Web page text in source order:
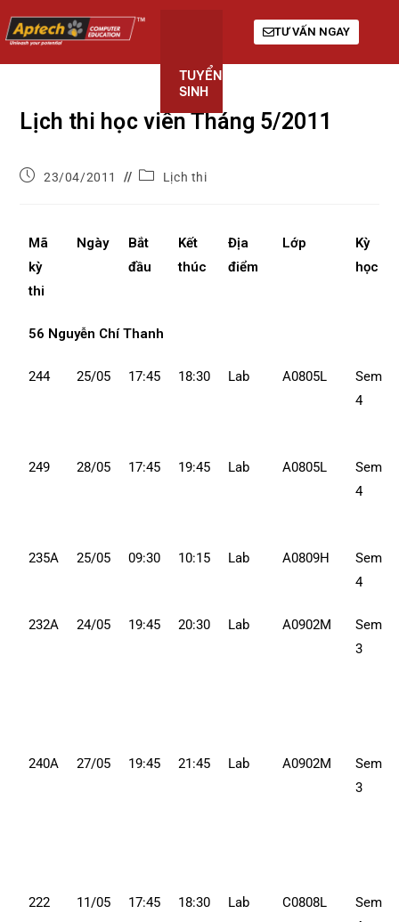
TUYỂN
SINH
TƯ VẤN NGAY
Lịch thi học viên Tháng 5/2011
23/04/2011 Lịch thi
Mã
kỳ
thi
Ngày
Bắt
đầu
Kết
thúc
Địa
điểm
Lớp
Kỳ
học
56 Nguyễn Chí Thanh
244 25/05 17:45 18:30 Lab A0805L
Sem
4
249 28/05 17:45 19:45 Lab A0805L
Sem
4
235A 25/05 09:30 10:15 Lab A0809H
Sem
4
232A 24/05 19:45 20:30 Lab A0902M
Sem
3
240A 27/05 19:45 21:45 Lab A0902M
Sem
3
222 11/05 17:45 18:30 Lab C0808L
Sem